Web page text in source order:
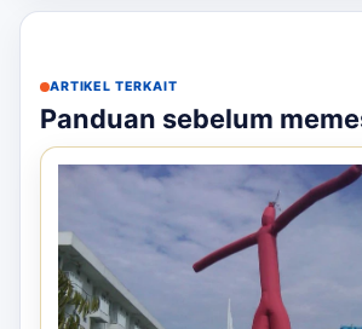
ARTIKEL TERKAIT
Panduan sebelum